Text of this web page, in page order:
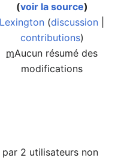
(voir la source)
Lexington (discussion
contributions)
mAucun résumé des
modifications
2 utilisateurs non